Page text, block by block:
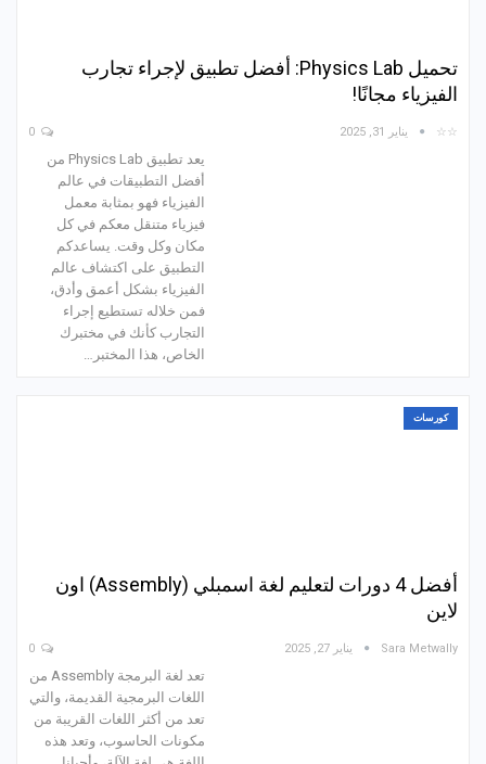
تحميل Physics Lab: أفضل تطبيق لإجراء تجارب
الفيزياء مجانًا!
☆☆ يناير 31, 2025
يعد تطبيق Physics Lab من
أفضل التطبيقات في عالم
الفيزياء فهو بمثابة معمل
فيزياء متنقل معكم في كل
مكان وكل وقت. يساعدكم
التطبيق على اكتشاف عالم
الفيزياء بشكل أعمق وأدق،
فمن خلاله تستطيع إجراء
التجارب كأنك في مختبرك
الخاص، هذا المختبر…
كورسات
أفضل 4 دورات لتعليم لغة اسمبلي (Assembly) اون
لاين
Sara Metwally يناير 27, 2025
تعد لغة البرمجة Assembly من
اللغات البرمجية القديمة، والتي
تعد من أكثر اللغات القريبة من
مكونات الحاسوب، وتعد هذه